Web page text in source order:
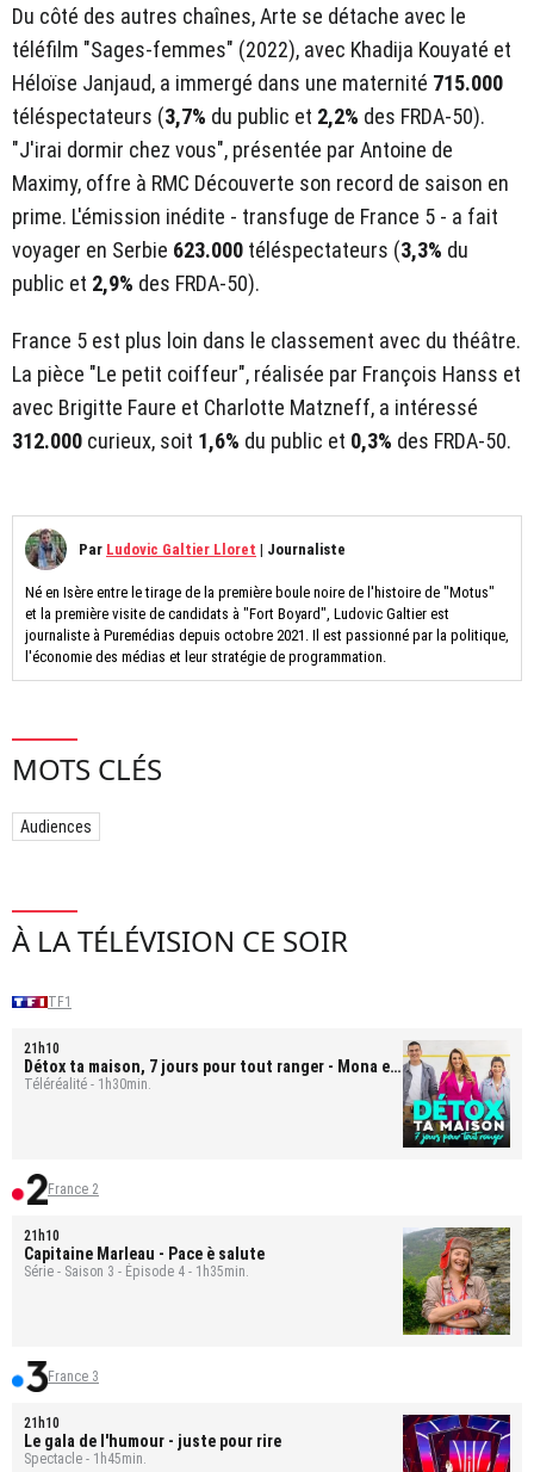
Du côté des autres chaînes, Arte se détache avec le
téléfilm "Sages-femmes" (2022), avec Khadija Kouyaté et
Héloïse Janjaud, a immergé dans une maternité 715.000
téléspectateurs (3,7% du public et 2,2% des FRDA-50).
"J'irai dormir chez vous", présentée par Antoine de
Maximy, offre à RMC Découverte son record de saison en
prime. L'émission inédite - transfuge de France 5 - a fait
voyager en Serbie 623.000 téléspectateurs (3,3% du
public et 2,9% des FRDA-50).
France 5 est plus loin dans le classement avec du théâtre.
La pièce "Le petit coiffeur", réalisée par François Hanss et
avec Brigitte Faure et Charlotte Matzneff, a intéressé
312.000 curieux, soit 1,6% du public et 0,3% des FRDA-50.
Par Ludovic Galtier Lloret | Journaliste
Né en Isère entre le tirage de la première boule noire de l'histoire de "Motus"
et la première visite de candidats à "Fort Boyard", Ludovic Galtier est
journaliste à Puremédias depuis octobre 2021. Il est passionné par la politique,
l'économie des médias et leur stratégie de programmation.
MOTS CLÉS
Audiences
À LA TÉLÉVISION CE SOIR
TF1
21h10
Détox ta maison, 7 jours pour tout ranger - Mona et
Bastien
Téléréalité - 1h30min.
France 2
21h10
Capitaine Marleau - Pace è salute
Série - Saison 3 - Épisode 4 - 1h35min.
France 3
21h10
Le gala de l'humour - juste pour rire
Spectacle - 1h45min.